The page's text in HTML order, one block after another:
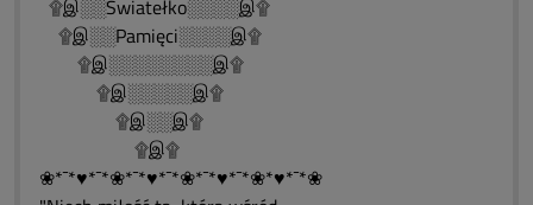
۩இ░░Światełko░░░░இ۩
۩இ░░Pamięci░░░░இ۩
۩இ░░░░░░░░இ۩
۩இ░░░░░இ۩
۩இ░░இ۩
۩இ۩
❀*¯*♥*¯*❀*¯*♥*¯*❀*¯*♥*¯*❀*♥*¯*❀